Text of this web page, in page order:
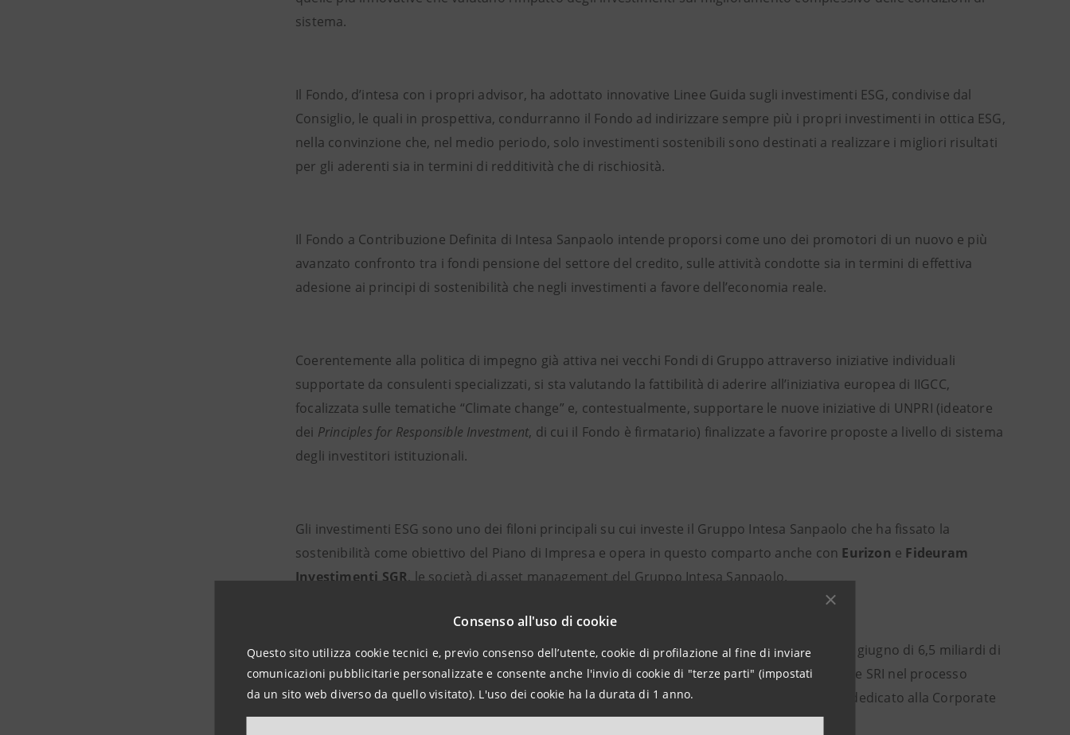
Consenso all'uso di cookie
Questo sito utilizza cookie tecnici e, previo consenso dell’utente, cookie di profilazione al fine di inviare
comunicazioni pubblicitarie personalizzate e consente anche l'invio di cookie di "terze parti" (impostati
da un sito web diverso da quello visitato). L'uso dei cookie ha la durata di 1 anno.
sistema.
Il Fondo, d’intesa con i propri advisor, ha adottato innovative Linee Guida sugli investimenti ESG, condivise dal
Consiglio, le quali in prospettiva, condurranno il Fondo ad indirizzare sempre più i propri investimenti in ottica ESG,
nella convinzione che, nel medio periodo, solo investimenti sostenibili sono destinati a realizzare i migliori risultati
per gli aderenti sia in termini di redditività che di rischiosità.
Il Fondo a Contribuzione Definita di Intesa Sanpaolo intende proporsi come uno dei promotori di un nuovo e più
avanzato confronto tra i fondi pensione del settore del credito, sulle attività condotte sia in termini di effettiva
adesione ai principi di sostenibilità che negli investimenti a favore dell’economia reale.
Coerentemente alla politica di impegno già attiva nei vecchi Fondi di Gruppo attraverso iniziative individuali
supportate da consulenti specializzati, si sta valutando la fattibilità di aderire all’iniziativa europea di IIGCC,
focalizzata sulle tematiche “Climate change” e, contestualmente, supportare le nuove iniziative di UNPRI (ideatore
dei Principles for Responsible Investment, di cui il Fondo è firmatario) finalizzate a favorire proposte a livello di sistema
degli investitori istituzionali.
Gli investimenti ESG sono uno dei filoni principali su cui investe il Gruppo Intesa Sanpaolo che ha fissato la
sostenibilità come obiettivo del Piano di Impresa e opera in questo comparto anche con Eurizon e Fideuram
Investimenti SGR, le società di asset management del Gruppo Intesa Sanpaolo.
Eurizon è leader in Italia sui fondi ESG secondo i dati Assogestioni con un patrimonio a fine giugno di 6,5 miliardi di
euro e un’offerta dedicata che comprende 28 prodotti. Dal 2017 ha integrato i principi ESG e SRI nel processo
d’investimento. Nell’estate 2019 ha creato all’interno della Direzione Investimenti un team dedicato alla Corporate
Governance & Sustainability.